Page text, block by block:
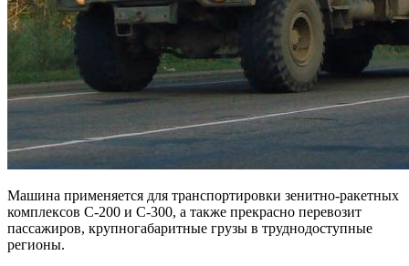
Машина применяется для транспортировки зенитно-ракетных
комплексов С-200 и С-300, а также прекрасно перевозит
пассажиров, крупногабаритные грузы в труднодоступные
регионы.